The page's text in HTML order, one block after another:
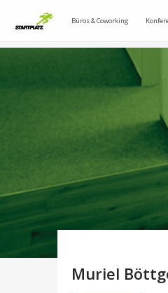
Büros & Coworking
Muriel